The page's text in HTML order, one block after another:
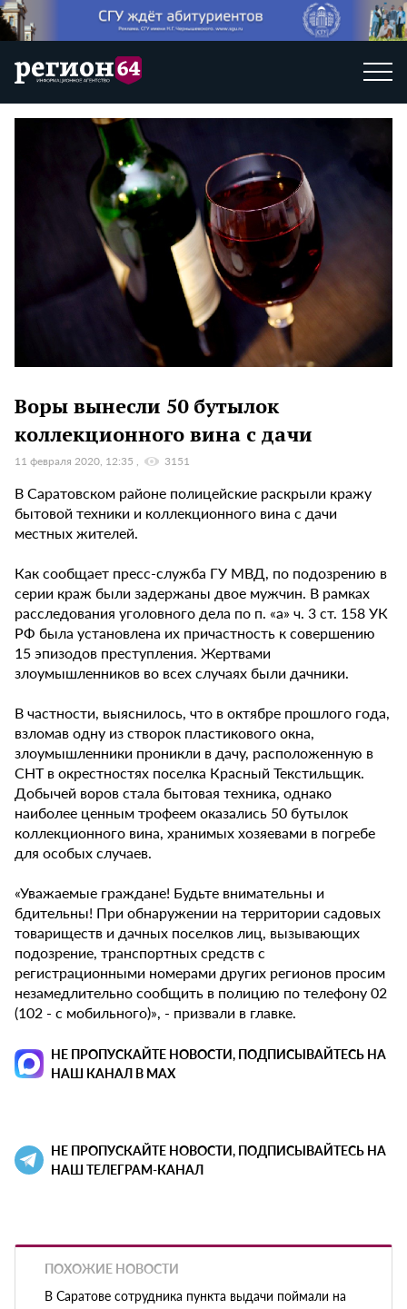
Воры вынесли 50 бутылок
коллекционного вина с дачи
11 февраля 2020, 12:35 3151
В Саратовском районе полицейские раскрыли кражу
бытовой техники и коллекционного вина с дачи
местных жителей.
Как сообщает пресс-служба ГУ МВД, по подозрению в
серии краж были задержаны двое мужчин. В рамках
расследования уголовного дела по п. «а» ч. 3 ст. 158 УК
РФ была установлена их причастность к совершению
15 эпизодов преступления. Жертвами
злоумышленников во всех случаях были дачники.
В частности, выяснилось, что в октябре прошлого года,
взломав одну из створок пластикового окна,
злоумышленники проникли в дачу, расположенную в
СНТ в окрестностях поселка Красный Текстильщик.
Добычей воров стала бытовая техника, однако
наиболее ценным трофеем оказались 50 бутылок
коллекционного вина, хранимых хозяевами в погребе
для особых случаев.
«Уважаемые граждане! Будьте внимательны и
бдительны! При обнаружении на территории садовых
товариществ и дачных поселков лиц, вызывающих
подозрение, транспортных средств с
регистрационными номерами других регионов просим
незамедлительно сообщить в полицию по телефону 02
(102 - с мобильного)», - призвали в главке.
НЕ ПРОПУСКАЙТЕ НОВОСТИ, ПОДПИСЫВАЙТЕСЬ НА
НАШ КАНАЛ В MAX
НЕ ПРОПУСКАЙТЕ НОВОСТИ, ПОДПИСЫВАЙТЕСЬ НА
НАШ ТЕЛЕГРАМ-КАНАЛ
ПОХОЖИЕ НОВОСТИ
В Саратове сотрудника пункта выдачи поймали на